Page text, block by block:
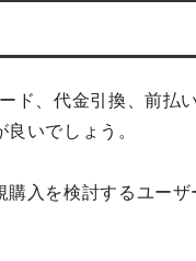
ド、代金引換、前払
いでしょう。
入を検討するユー